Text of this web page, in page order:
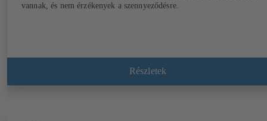
vannak, és nem érzékenyek a szennyeződésre.
Részletek